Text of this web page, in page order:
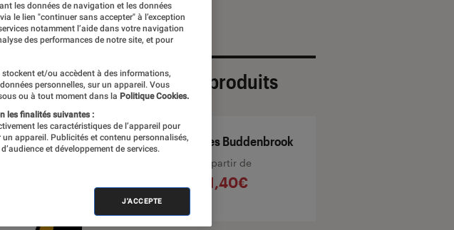
Sélection de produits
Les Buddenbrook
À partir de
11,40€
les données de navigation et les données
le lien "continuer sans accepter" à l’exception
notamment l’aide dans votre navigation
des performances de notre site, et pour
et/ou accèdent à des informations,
personnelles, sur un appareil. Vous
ou à tout moment dans la Politique Cookies.
les finalités suivantes :
les caractéristiques de l’appareil pour
appareil. Publicités et contenu personnalisés,
et développement de services.
J'ACCEPTE